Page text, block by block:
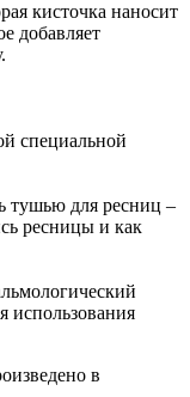
кисточка наносит
добавляет
специальной
тушью для ресниц –
ресницы и как
использования
в